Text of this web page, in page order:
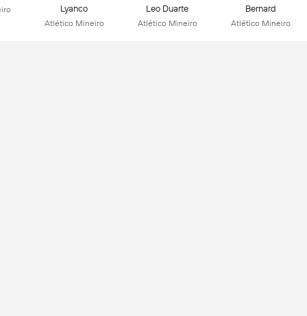
Bernard
Atlético Mineiro
Leo Duarte
Atlético Mineiro
Lyanco
Atlético Mineiro